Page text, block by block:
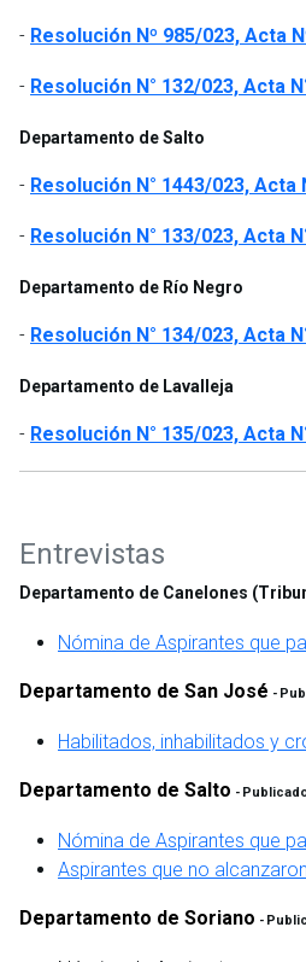
- Resolución Nº 985/023, Acta
- Resolución N° 132/023, Acta
Departamento de Salto
- Resolución N° 1443/023, Acta
- Resolución N° 133/023, Acta
Departamento de Río Negro
- Resolución N° 134/023, Acta
Departamento de Lavalleja
- Resolución N° 135/023, Acta
Entrevistas
Departamento de Canelones
Nómina de Aspirantes que
Departamento de San José -
Habilitados, inhabilitados y
Departamento de Salto -
Nómina de Aspirantes que
Aspirantes que no
Departamento de Soriano -